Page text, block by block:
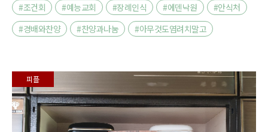
#조건회 #예능교회 #장례인식 #에덴낙원
#안식처
#경배와찬양
#찬양과나눔 #아무것도염려치말고
피플